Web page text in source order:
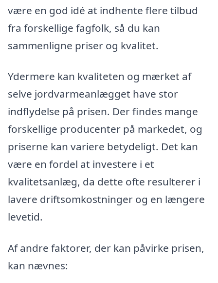
være en god idé at indhente flere tilbud
fra forskellige fagfolk, så du kan
sammenligne priser og kvalitet.
Ydermere kan kvaliteten og mærket af
selve jordvarmeanlægget have stor
indflydelse på prisen. Der findes mange
forskellige producenter på markedet, og
priserne kan variere betydeligt. Det kan
være en fordel at investere i et
kvalitetsanlæg, da dette ofte resulterer i
lavere driftsomkostninger og en længere
levetid.
Af andre faktorer, der kan påvirke prisen,
kan nævnes: